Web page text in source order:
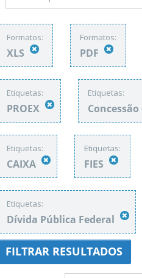
Formatos:
XLS
Formatos:
PDF
Etiquetas:
PROEX
Etiquetas:
Etiquetas:
CAIXA
Etiquetas:
FIES
Etiquetas:
Dívida Pública Federal
FILTRAR RESULTADOS